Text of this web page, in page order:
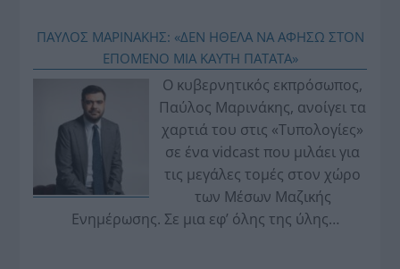
ΠΑΥΛΟΣ ΜΑΡΙΝΑΚΗΣ: «ΔΕΝ ΗΘΕΛΑ ΝΑ ΑΦΗΣΩ ΣΤΟΝ
ΕΠΟΜΕΝΟ ΜΙΑ ΚΑΥΤΗ ΠΑΤΑΤΑ»
Ο κυβερνητικός εκπρόσωπος,
Παύλος Μαρινάκης, ανοίγει τα
χαρτιά του στις «Τυπολογίες»
σε ένα vidcast που μιλάει για
τις μεγάλες τομές στον χώρο
των Μέσων Μαζικής
Ενημέρωσης. Σε μια εφ’ όλης της ύλης